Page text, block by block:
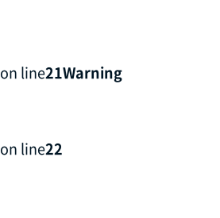
on line21Warning
on line22